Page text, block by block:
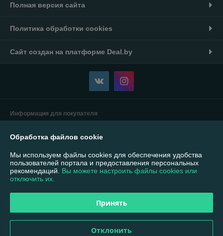
Полная версия сайта
Политика обработки cookies
Сайт создан на платформе Deal.by
Информация для покупателя
220117 г. Минск, пр-т Газеты Звезда д. 16, пом.53
Регистрационный номер ЕГР: 193826653
УНП: 193826653
Дата регистрации компании: 31.12.2024
Местонахождение книги жалоб и предложений: ул. Бурдейного 6в,
Обработка файлов cookie
Мы используем файлы cookies для обеспечения удобства
пользователей портала и предоставления персональных
рекомендаций. Вы можете настроить файлы cookies или
отключить их.
Принять
Отклонить